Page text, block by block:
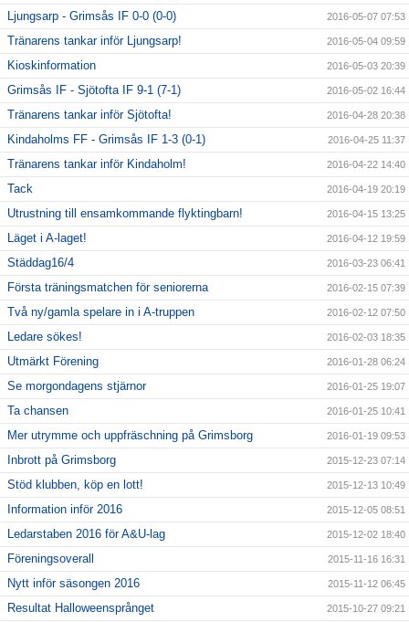
Ljungsarp - Grimsås IF 0-0 (0-0) 2016-05-07 07:53
Tränarens tankar inför Ljungsarp! 2016-05-04 09:59
Kioskinformation 2016-05-03 20:39
Grimsås IF - Sjötofta IF 9-1 (7-1) 2016-05-02 16:44
Tränarens tankar inför Sjötofta! 2016-04-28 20:38
Kindaholms FF - Grimsås IF 1-3 (0-1) 2016-04-25 11:37
Tränarens tankar inför Kindaholm! 2016-04-22 14:40
Tack 2016-04-19 20:19
Utrustning till ensamkommande flyktingbarn! 2016-04-15 13:25
Läget i A-laget! 2016-04-12 19:59
Städdag16/4 2016-03-23 06:41
Första träningsmatchen för seniorerna 2016-02-15 07:39
Två ny/gamla spelare in i A-truppen 2016-02-12 07:50
Ledare sökes! 2016-02-03 18:35
Utmärkt Förening 2016-01-28 06:24
Se morgondagens stjärnor 2016-01-25 19:07
Ta chansen 2016-01-25 10:41
Mer utrymme och uppfräschning på Grimsborg 2016-01-19 09:53
Inbrott på Grimsborg 2015-12-23 07:14
Stöd klubben, köp en lott! 2015-12-13 10:49
Information inför 2016 2015-12-05 08:51
Ledarstaben 2016 för A&U-lag 2015-12-02 18:40
Föreningsoverall 2015-11-16 16:31
Nytt inför säsongen 2016 2015-11-12 06:45
Resultat Halloweensprånget 2015-10-27 09:21